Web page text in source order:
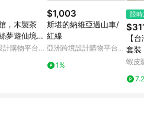
，木製茶
夢遊仙境，
裝飾
計購物平台
$1,003
斯堪的納維亞過山車/
紅線
亞洲跨境設計購物平台
1%
限
【
套裝
齡洋
氣親
蝦皮